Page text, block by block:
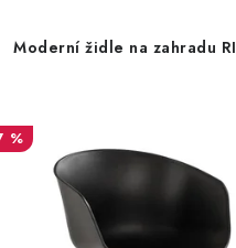
Moderní židle na zahradu
%